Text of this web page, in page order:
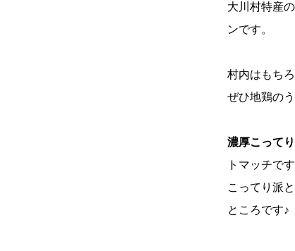
大川村特産の
ンです。
村内はもち
ぜひ地鶏の
濃厚こって
トマッチです
こってり派
ところです♪